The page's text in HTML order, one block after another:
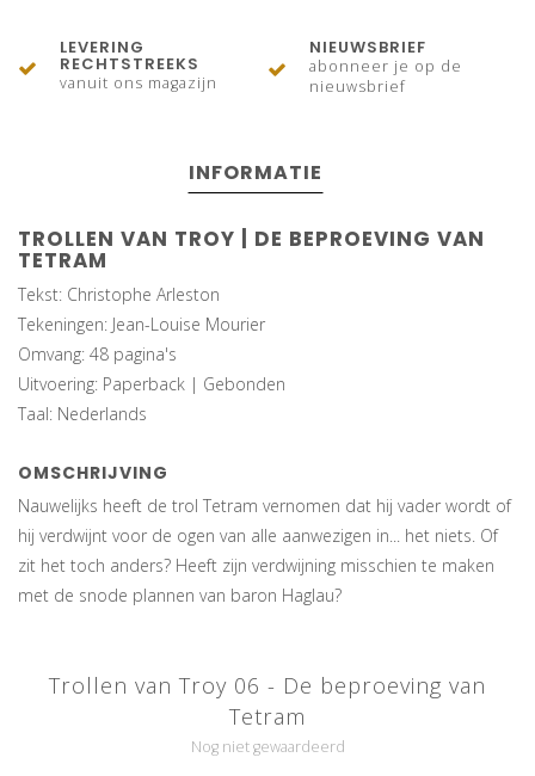
LEVERING
RECHTSTREEKS
vanuit ons magazijn
NIEUWSBRIEF
abonneer je op de
nieuwsbrief
INFORMATIE
TROLLEN VAN TROY | DE BEPROEVING VAN
TETRAM
Tekst: Christophe Arleston
Tekeningen: Jean-Louise Mourier
Omvang: 48 pagina's
Uitvoering: Paperback | Gebonden
Taal: Nederlands
OMSCHRIJVING
Nauwelijks heeft de trol Tetram vernomen dat hij vader wordt of
hij verdwijnt voor de ogen van alle aanwezigen in... het niets. Of
zit het toch anders? Heeft zijn verdwijning misschien te maken
met de snode plannen van baron Haglau?
Trollen van Troy 06 - De beproeving van
Tetram
Nog niet gewaardeerd